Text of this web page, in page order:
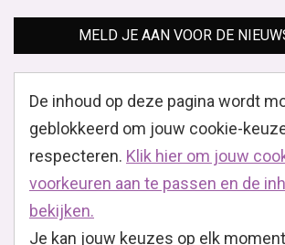
MELD JE AAN VOOR DE
De inhoud op deze pagina wordt
geblokkeerd om jouw cookie-
respecteren. Klik hier om jouw
voorkeuren aan te passen en de
bekijken.
Je kan jouw keuzes op elk